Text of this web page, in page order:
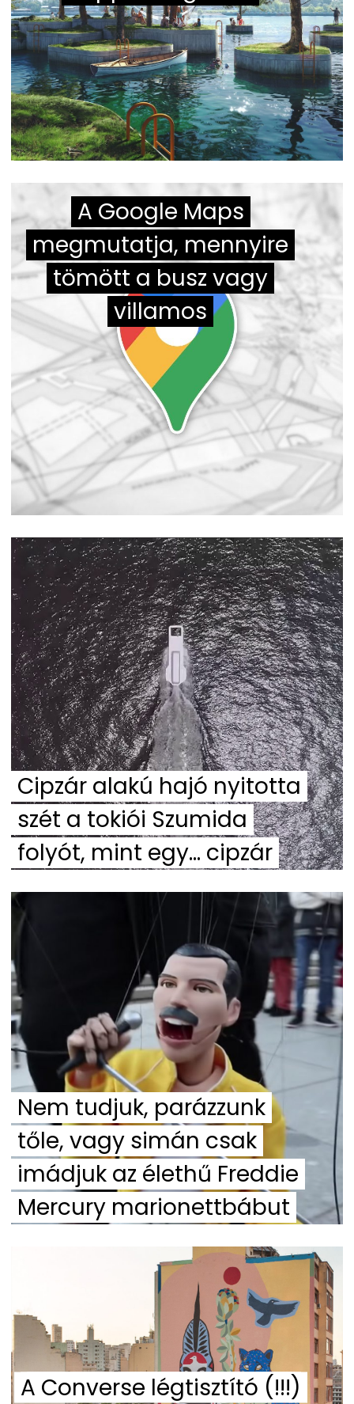
A Google Maps
megmutatja, mennyire
tömött a busz vagy
villamos
Cipzár alakú hajó nyitotta
szét a tokiói Szumida
folyót, mint egy… cipzár
Nem tudjuk, parázzunk
tőle, vagy simán csak
imádjuk az élethű Freddie
Mercury marionettbábut
A Converse légtisztító (!!!)